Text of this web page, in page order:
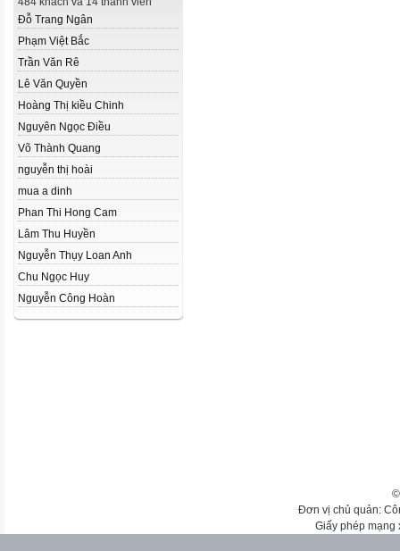
Đỗ Trang Ngân
Phạm Việt Bắc
Trần Văn Rê
Lê Văn Quyền
Hoàng Thị kiều Chinh
Nguyên Ngọc Điều
Võ Thành Quang
nguyễn thị hoài
mua a dinh
Phan Thi Hong Cam
Lâm Thu Huyền
Nguyễn Thụy Loan Anh
Chu Ngọc Huy
Nguyễn Công Hoàn
Đơn vị chủ quản:
Giấy phép mạng